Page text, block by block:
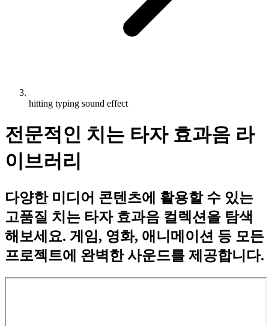
hitting typing sound effect
전문적인 치는 타자 효과음 라
이브러리
다양한 미디어 콘텐츠에 활용할 수 있는
고품질 치는 타자 효과음 컬렉션을 탐색
해보세요. 게임, 영화, 애니메이션 등 모든
프로젝트에 완벽한 사운드를 제공합니다.